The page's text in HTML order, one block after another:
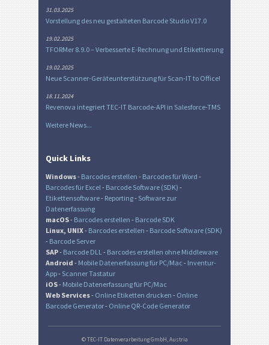
31.03.2025
Vorstellung des neu gestalteten Barcode Studio V17.0
19.02.2025
TFORMer 8.9.0 – Verbesserte E-Rechnung und Etikettierung
19.02.2025
Neue Scanner-Geräteunterstützung für Scan-IT to Office!
18.11.2024
Revenova integriert TEC-IT Barcode-API in Salesforce-TMS
Weitere News...
Quick Links
Windows- Barcodes erstellen - Barcodes für Word -
Barcodes für Excel- Barcode Software (SDK) -
Etikettensoftware- Reporting- Software zur
Datenerfassung
macOS- Barcodes erstellen - Barcode SDK
Linux, UNIX- Barcodes erstellen - Barcode Software (SDK)
- Barcode Server
SAP- Barcode DLL- Barcodes erstellen ohne Middleware
Android - Mobile Datenerfassung für PC/Mac - Inventur-
App- Scanner Tastatur
iOS- Mobile Datenerfassung für PC/Mac
Web Services- Online Etiketten drucken - Online
Barcode Generator- Online QR-Code Generator
© TEC-IT Datenverarbeitung GmbH, Austria